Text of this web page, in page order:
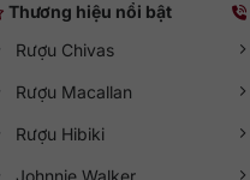
Thương hiệu nổi bật
Rượu Chivas
Rượu Macallan
Rượu Hibiki
Johnnie Walker